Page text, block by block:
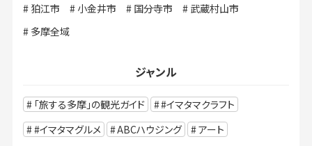
狛江市
小金井市 国分寺市
武蔵村山市
多摩全域
ジャンル
「旅する多摩」の観光ガイド
#イマタマクラフト
#イマタマグルメ
ABCハウジング
アート